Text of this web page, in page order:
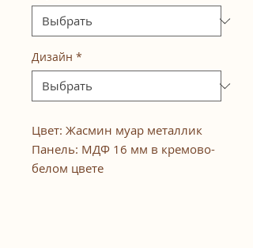
Дизайн *
Цвет: Жасмин муар металлик
Панель: МДФ 16 мм в кремово-
белом цвете